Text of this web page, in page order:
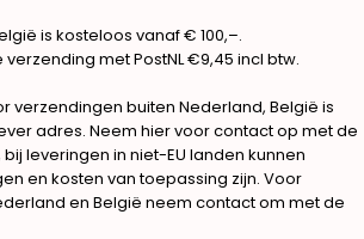
is kosteloos vanaf € 100,–.
met PostNL €9,45 incl btw.
verzendingen buiten Nederland, België is
adres. Neem hier voor contact op met de
leveringen in niet-EU landen kunnen
en kosten van toepassing zijn. Voor
en België neem contact om met de